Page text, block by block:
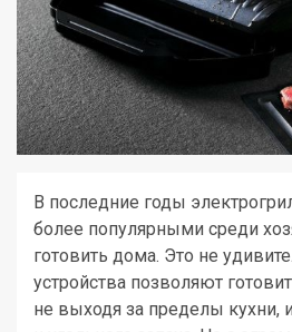
В последние годы
более популярными среди
готовить дома. Это не
устройства позволяют
не выходя за пределы